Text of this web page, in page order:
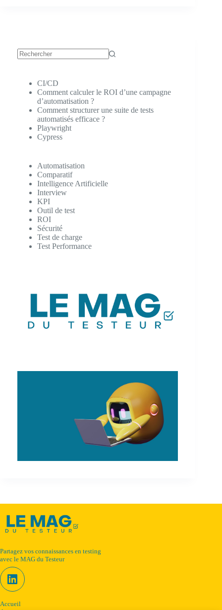
CI/CD
Comment calculer le ROI d’une campagne
d’automatisation ?
Comment structurer une suite de tests
automatisés efficace ?
Playwright
Cypress
Automatisation
Comparatif
Intelligence Artificielle
Interview
KPI
Outil de test
ROI
Sécurité
Test de charge
Test Performance
Partagez vos connaissances en testing
avec le MAG du Testeur
Accueil